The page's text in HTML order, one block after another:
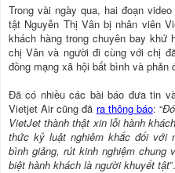
Trong vài ngày qua, hai đoạn
tật Nguyễn Thị Vân bị nhân viên
khách hàng trong chuyên bay khứ
chị Vân và người đi cùng với chị
đồng mạng xã hội bất bình và phản
Đã có nhiều các bài báo đưa tin
Vietjet Air cũng đã ra thông báo: “
VietJet thành thật xin lỗi hành
thức kỷ luật nghiêm khắc đối với
bình giảng, rút kinh nghiệm chung
biệt hành khách là người khuyết tật”.